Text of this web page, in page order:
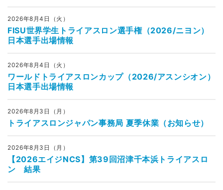
2026年8月4日（火）
FISU世界学生トライアスロン選手権（2026/ニヨン）
日本選手出場情報
2026年8月4日（火）
ワールドトライアスロンカップ（2026/アスンシオン）
日本選手出場情報
2026年8月3日（月）
トライアスロンジャパン事務局 夏季休業（お知らせ）
2026年8月3日（月）
【2026エイジNCS】第39回沼津千本浜トライアスロ
ン 結果